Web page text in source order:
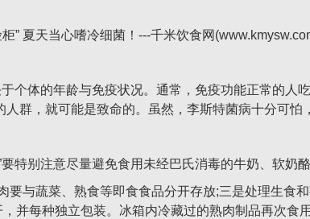
体的年龄与免疫状况。通常，免疫功能正常的人
群，就可能是致命的。虽然，李斯特菌病十分可怕
别注意尽量避免食用未经巴氏消毒的牛奶、软奶酪
蔬菜、熟食等即食食品分开存放;三是处理生食
并每种独立包装。冰箱内冷藏过的熟肉制品再次食